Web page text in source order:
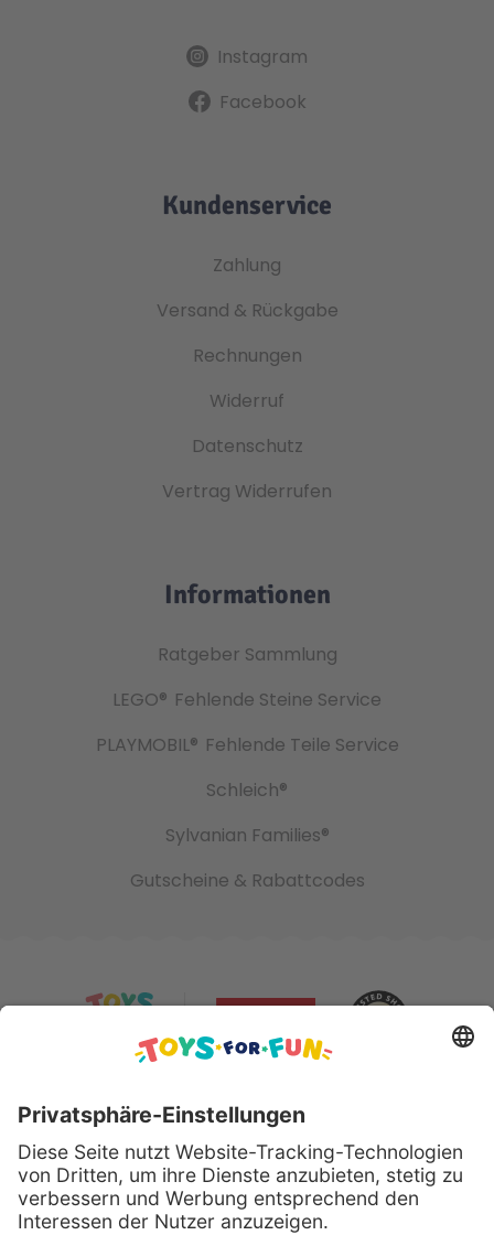
Instagram
Facebook
Kundenservice
Zahlung
Versand & Rückgabe
Rechnungen
Widerruf
Datenschutz
Vertrag Widerrufen
Informationen
Ratgeber Sammlung
LEGO® Fehlende Steine Service
PLAYMOBIL® Fehlende Teile Service
Schleich®
Sylvanian Families®
Gutscheine & Rabattcodes
Sicher bezahlen mit: